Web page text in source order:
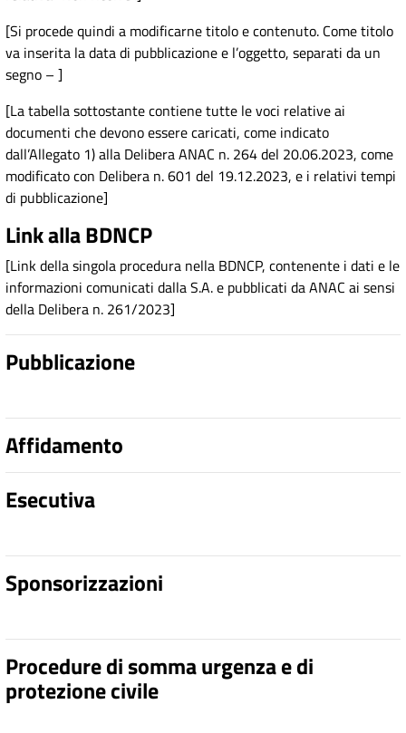
[Si procede quindi a modificarne titolo e contenuto. Come titolo
va inserita la data di pubblicazione e l’oggetto, separati da un
segno – ]
[La tabella sottostante contiene tutte le voci relative ai
documenti che devono essere caricati, come indicato
dall’Allegato 1) alla Delibera ANAC n. 264 del 20.06.2023, come
modificato con Delibera n. 601 del 19.12.2023, e i relativi tempi
di pubblicazione]
Link alla BDNCP
[Link della singola procedura nella BDNCP, contenente i dati e le
informazioni comunicati dalla S.A. e pubblicati da ANAC ai sensi
della Delibera n. 261/2023]
Pubblicazione
Affidamento
Esecutiva
Sponsorizzazioni
Procedure di somma urgenza e di
protezione civile